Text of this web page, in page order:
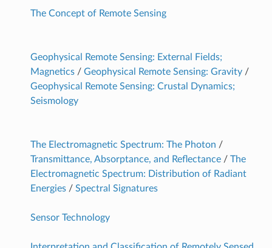
The Concept of Remote Sensing
Geophysical Remote Sensing: External Fields;
Magnetics/ Geophysical Remote Sensing: Gravity/
Geophysical Remote Sensing: Crustal Dynamics;
Seismology
The Electromagnetic Spectrum: The Photon /
Transmittance, Absorptance, and Reflectance/ The
Electromagnetic Spectrum: Distribution of Radiant
Energies/ Spectral Signatures
Sensor Technology